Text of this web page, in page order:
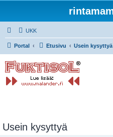
UKK
Portal Etusivu Usein kysyttyä
Usein kysyttyä